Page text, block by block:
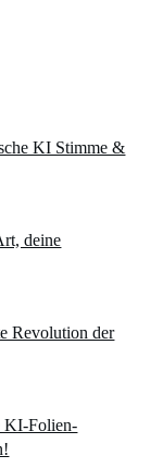
KI Stimme &
deine
Revolution der
KI-Folien-